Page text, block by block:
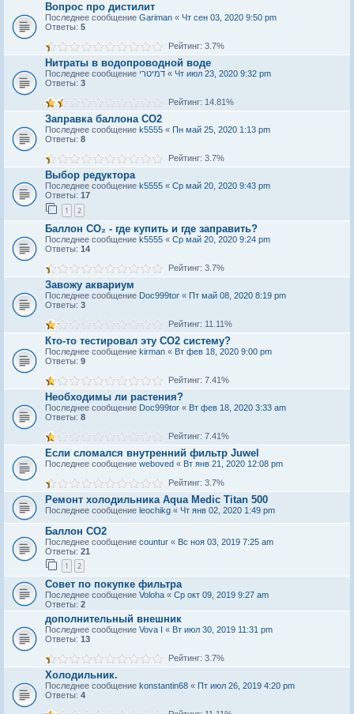
Вопрос про дистилит
Последнее сообщение Gariman « Чт сен 03, 2020 9:50 pm
Ответы: 5
Рейтинг: 3.7%
Нитраты в водопроводной воде
Последнее сообщение דמיטרי « Чт июл 23, 2020 9:32 pm
Ответы: 3
Рейтинг: 14.81%
Заправка баллона СО2
Последнее сообщение k5555 « Пн май 25, 2020 1:13 pm
Ответы: 8
Рейтинг: 3.7%
Выбор редуктора
Последнее сообщение k5555 « Ср май 20, 2020 9:43 pm
Ответы: 17
1 2
Баллон CO₂ - где купить и где заправить?
Последнее сообщение k5555 « Ср май 20, 2020 9:24 pm
Ответы: 14
Рейтинг: 3.7%
Завожу аквариум
Последнее сообщение Doc999tor « Пт май 08, 2020 8:19 pm
Ответы: 3
Рейтинг: 11.11%
Кто-то тестировал эту CO2 систему?
Последнее сообщение kirman « Вт фев 18, 2020 9:00 pm
Ответы: 9
Рейтинг: 7.41%
Необходимы ли растения?
Последнее сообщение Doc999tor « Вт фев 18, 2020 3:33 am
Ответы: 8
Рейтинг: 7.41%
Если сломался внутренний фильтр Juwel
Последнее сообщение weboved « Вт янв 21, 2020 12:08 pm
Рейтинг: 3.7%
Ремонт холодильника Aqua Medic Titan 500
Последнее сообщение leochikg « Чт янв 02, 2020 1:49 pm
Баллон CO2
Последнее сообщение countur « Вс ноя 03, 2019 7:25 am
Ответы: 21
1 2
Совет по покупке фильтра
Последнее сообщение Voloha « Ср окт 09, 2019 9:27 am
Ответы: 2
дополнительный внешник
Последнее сообщение Vova I « Вт июл 30, 2019 11:31 pm
Ответы: 13
Рейтинг: 3.7%
Холодильник.
Последнее сообщение konstantin68 « Пт июл 26, 2019 4:20 pm
Ответы: 4